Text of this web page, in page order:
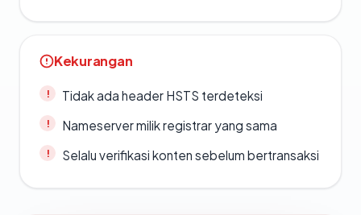
Kekurangan
Tidak ada header HSTS terdeteksi
Nameserver milik registrar yang sama
Selalu verifikasi konten sebelum bertransaksi